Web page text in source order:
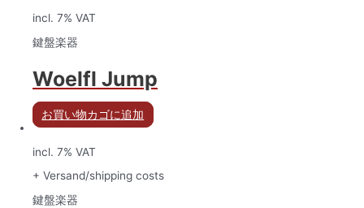
incl. 7% VAT
鍵盤楽器
Woelfl Jump
お買い物カゴに追加
incl. 7% VAT
+ Versand/shipping costs
鍵盤楽器